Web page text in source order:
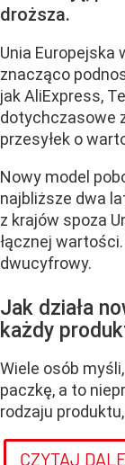
droższa.
Unia Europejska
znacząco
jak AliExpress,
dotychczasowe
przesyłek o
Nowy model
najbliższe dwa
z krajów spoza
łącznej
dwucyfrowy.
Jak działa
każdy
Wiele osób
paczkę, a to
rodzaju produktu,
CZYTAJ